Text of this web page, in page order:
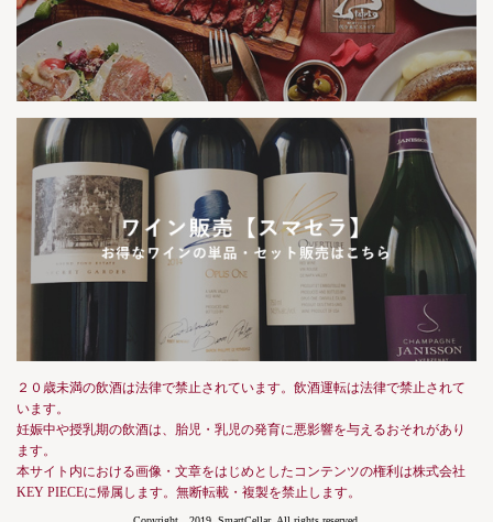
２０歳未満の飲酒は法律で禁止されています。飲酒運転は法律で禁止されて
います。
妊娠中や授乳期の飲酒は、胎児・乳児の発育に悪影響を与えるおそれがあり
ます。
本サイト内における画像・文章をはじめとしたコンテンツの権利は株式会社
KEY PIECEに帰属します。無断転載・複製を禁止します。